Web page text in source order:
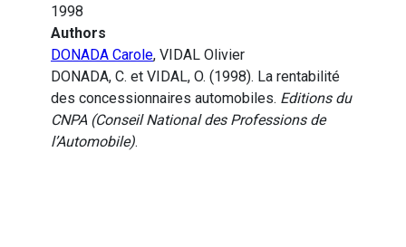
1998
Authors
DONADA Carole, VIDAL Olivier
DONADA, C. et VIDAL, O. (1998). La rentabilité
des concessionnaires automobiles. Editions du
CNPA (Conseil National des Professions de
l’Automobile).